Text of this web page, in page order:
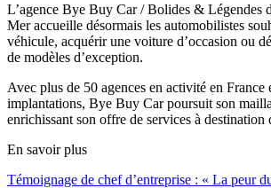
L’agence Bye Buy Car / Bolides & Légendes
Mer accueille désormais les automobilistes
véhicule, acquérir une voiture d’occasion ou
de modèles d’exception.
Avec plus de 50 agences en activité en
implantations, Bye Buy Car poursuit son
enrichissant son offre de services à destination
En savoir plus
Témoignage de chef d’entreprise : « La peur